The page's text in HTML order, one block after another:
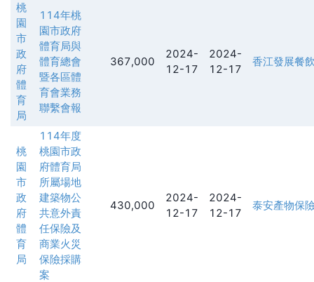
桃
園
市
政
府
體
育
局
114年桃
園市政府
體育局與
體育總會
暨各區體
育會業務
聯繫會報
367,000
2024-
12-17
2024-
12-17
香江發展餐
桃
園
市
政
府
體
育
局
114年度
桃園市政
府體育局
所屬場地
建築物公
共意外責
任保險及
商業火災
保險採購
案
430,000
2024-
12-17
2024-
12-17
泰安產物保